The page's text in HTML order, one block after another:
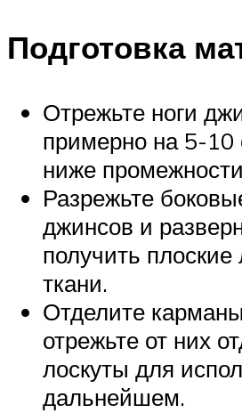
Подготовка
Отрежьте ноги
примерно на 5-10
ниже
Разрежьте
джинсов и
получить плоские
ткани.
Отделите
отрежьте от них
лоскуты для
дальнейшем.